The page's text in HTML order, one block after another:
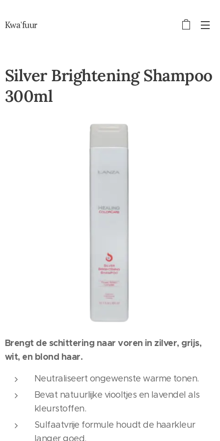
Kwa'fuur
Silver Brightening Shampoo
300ml
Brengt de schittering naar voren in zilver, grijs,
wit, en blond haar.
Neutraliseert ongewenste warme tonen.
Bevat natuurlijke viooltjes en lavendel als
kleurstoffen.
Sulfaatvrije formule houdt de haarkleur
langer goed.